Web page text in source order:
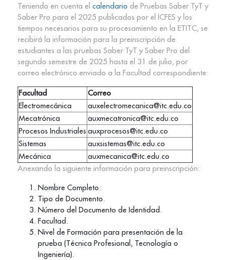
Teniendo en cuenta el calendario de Pruebas Saber TyT y
Saber Pro para el 2025 publicados por el ICFES y los
tiempos necesarios para su procesamiento en la ETITC, se
recibirá la información para la preinscripción de
estudiantes a las pruebas Saber TyT y Saber Pro del
segundo semestre de 2025 hasta el 31 de julio, por
correo electrónico enviado a la Facultad correspondiente:
Facultad
Correo
Electromecánica
auxelectromecanica@itc.edu.co
Mecatrónica
auxmecatronica@itc.edu.co
Procesos Industriales auxprocesos@itc.edu.co
Sistemas
auxsistemas@itc.edu.co
Mecánica
auxmecanica@itc.edu.co
Anexando la siguiente información para preinscripción:
Nombre Completo.
Tipo de Documento.
Número del Documento de Identidad.
Facultad.
Nivel de Formación para presentación de la
prueba (Técnica Profesional, Tecnología o
Ingeniería).